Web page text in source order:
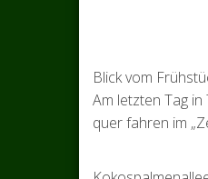
Blick vom
Am letzten Tag
quer fahren im